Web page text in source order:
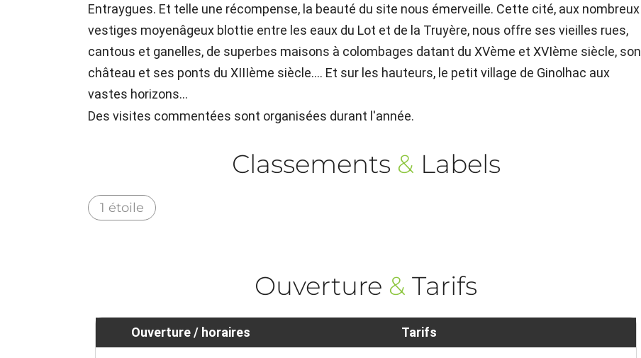
Entraygues. Et telle une récompense, la beauté du site nous émerveille. Cette cité, aux nombreux
vestiges moyenâgeux blottie entre les eaux du Lot et de la Truyère, nous offre ses vieilles rues,
cantous et ganelles, de superbes maisons à colombages datant du XVème et XVIème siècle, son
château et ses ponts du XIIIème siècle.... Et sur les hauteurs, le petit village de Ginolhac aux
vastes horizons...
Des visites commentées sont organisées durant l'année.
Classements & Labels
1 étoile
Ouverture & Tarifs
Ouverture / horaires Tarifs